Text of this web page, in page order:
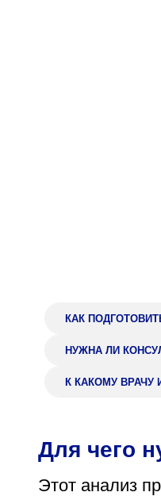
КАК
НУЖНА ЛИ
К КАКОМУ ВРАЧУ
Для чего
Этот анализ